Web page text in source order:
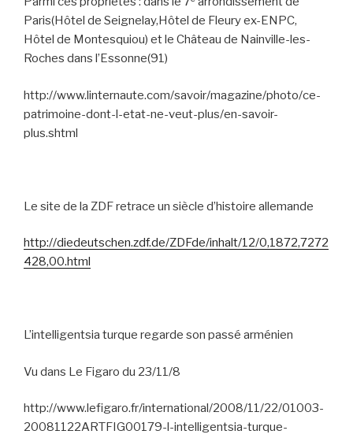
Paris(Hôtel de Seignelay,Hôtel de Fleury ex-ENPC,
Hôtel de Montesquiou) et le Château de Nainville-les-
Roches dans l’Essonne(91)
http://www.linternaute.com/savoir/magazine/photo/ce-
patrimoine-dont-l-etat-ne-veut-plus/en-savoir-
plus.shtml
Le site de la ZDF retrace un siècle d’histoire allemande
http://diedeutschen.zdf.de/ZDFde/inhalt/12/0,1872,7272
428,00.html
L’intelligentsia turque regarde son passé arménien
Vu dans Le Figaro du 23/11/8
http://www.lefigaro.fr/international/2008/11/22/01003-
20081122ARTFIG00179-l-intelligentsia-turque-